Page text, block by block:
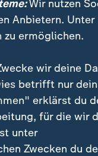
Wir nutzen
Anbietern. Unter
zu ermöglichen.
wir deine
betrifft nur dein
erklärst du
für die wir
unter
Zwecken du